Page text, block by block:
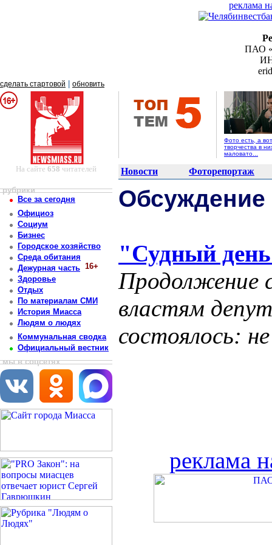
реклама
ПАО
сделать стартовой обновить
Фото есть, а вот
творчества в
маловато...
На сайте 658 читателей Новости Фоторепортаж
рубрики
Все за сегодня
Официоз
Социум
Бизнес
Городское хозяйство
Среда обитания
Дежурная часть 16+
Здоровье
Отдых
По материалам СМИ
История Миасса
Людям о людях
Коммунальная сводка
Официальный вестник
мы в соцсетях
"Судный
Продолжение
властям
состоялось:
реклама